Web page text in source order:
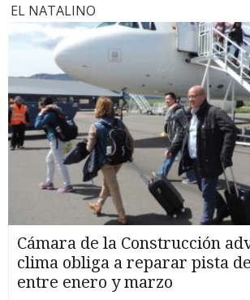
EL NATALINO
Cámara de la Construcción
clima obliga a reparar pista
entre enero y marzo